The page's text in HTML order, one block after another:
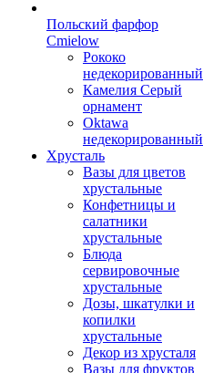
Польский фарфор
Сmielow
Рококо
недекорированный
Камелия Серый
орнамент
Oktawa
недекорированный
Хрусталь
Вазы для цветов
хрустальные
Конфетницы и
салатники
хрустальные
Блюда
сервировочные
хрустальные
Дозы, шкатулки и
копилки
хрустальные
Декор из хрусталя
Вазы для фруктов